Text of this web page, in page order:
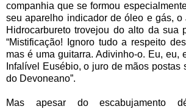
companhia que se formou
seu aparelho indicador de óleo e gás, o
Hidrocarbureto trovejou do alto da sua
“Mistificação! Ignoro tudo a respeito
mas é uma guitarra. Adivinho-o. Eu, eu,
Infalível Eusébio, o juro de mãos postas
do Devoneano”.
Mas apesar do escabujamento